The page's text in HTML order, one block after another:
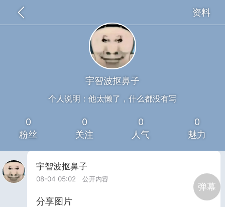
弹幕
关注 热门
资料
宇智波抠鼻子
个人说明：他太懒了，什么都没有写
0
粉丝
0
关注
0
人气
0
魅力
宇智波抠鼻子
08-04 05:02 公开内容
分享图片